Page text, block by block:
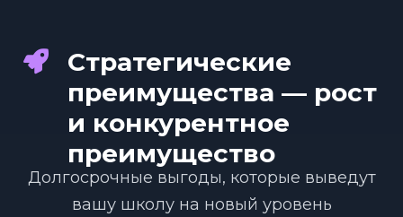
Стратегические
преимущества — рост
и конкурентное
преимущество
Долгосрочные выгоды, которые выведут
вашу школу на новый уровень